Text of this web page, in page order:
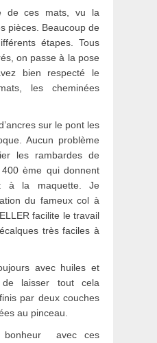
de ces mats, vu la
pièces. Beaucoup de
étapes. Tous
on passe à la pose
bien respecté le
les cheminées
sur le pont les
Aucun problème
les rambardes de
400 ème qui donnent
à la maquette. Je
du fameux col à
facilite le travail
très faciles à
avec huiles et
laisser tout cela
par deux couches
au pinceau.
avec ces